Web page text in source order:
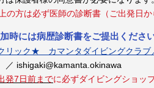
の方は必ず医師の診断書（ご出発日
加時には病歴診断書をご提出ください
リック★ カマンタダイビングクラブ
発7日前までに必ずダイビングショッ